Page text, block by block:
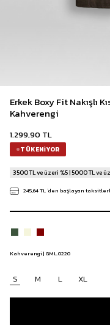
Erkek Boxy Fit Nakışlı
Kahverengi
1.299,90 TL
TÜKENIYOR
3500 TL ve üzeri %5 | 5000 TL ve
245,64 TL`den başlayan
Kahverengi | GML.0220
S M L XL